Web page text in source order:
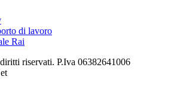
di lavoro
Rai
riservati. P.Iva 06382641006